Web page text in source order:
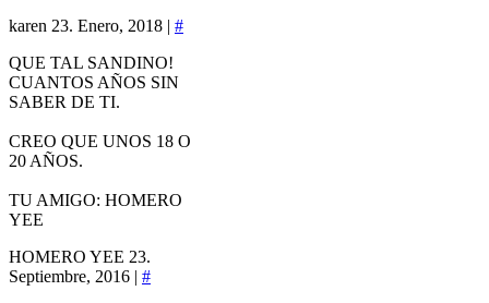
karen 23. Enero, 2018 | #
QUE TAL SANDINO!
CUANTOS AÑOS SIN
SABER DE TI.
CREO QUE UNOS 18 O
20 AÑOS.
TU AMIGO: HOMERO
YEE
HOMERO YEE 23.
Septiembre, 2016 | #